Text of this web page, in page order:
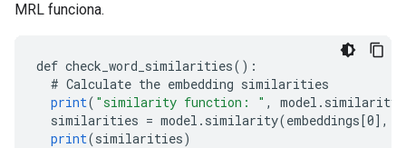
MRL funciona.
def check_word_similarities() :
# Calculate the embedding similarities
print( "similarity function: " , model .
similarities = model . similarity(embeddings[0] ,
print(similarities)